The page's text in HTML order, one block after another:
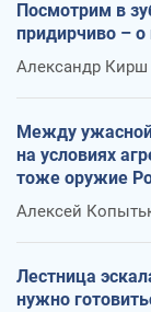
Посмотрим в
придирчиво –
Александр Кирш
Между
на условиях
тоже оружие
Алексей
Лестница
нужно